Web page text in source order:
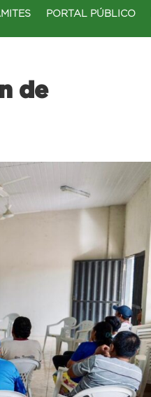
PORTAL PÚBLICO
de